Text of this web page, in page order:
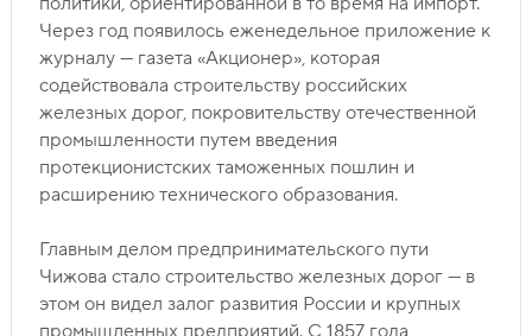
Через год появилось еженедельное приложение к
журналу — газета «Акционер», которая
содействовала строительству российских
железных дорог, покровительству отечественной
промышленности путем введения
протекционистских таможенных пошлин и
расширению технического образования.
Главным делом предпринимательского пути
Чижова стало строительство железных дорог — в
этом он видел залог развития России и крупных